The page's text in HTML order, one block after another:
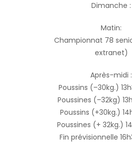
Dimanche :
Matin:
Championnat 78
extranet)
Après-midi :
Poussins (–30kg.)
Poussines (–32kg)
Poussins (+30kg.)
Poussines (+ 32kg.)
Fin prévisionnelle